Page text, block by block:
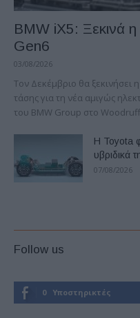
BMW iX5: Ξεκινά
Gen6
03/08/2026
Τον Δεκέμβριο θα
τάσης για τη νέα αμιγώς
του BMW Group στο
Η Toyota
υβριδικά
07/08/2026
Follow us
0 Υποστηρικτές